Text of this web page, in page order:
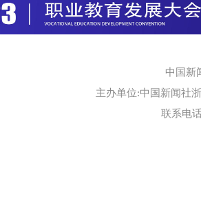
中国新
主办单位:中国新闻社
联系电